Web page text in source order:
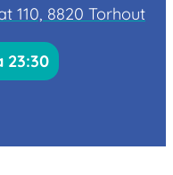
110, 8820 Torhout
23:30